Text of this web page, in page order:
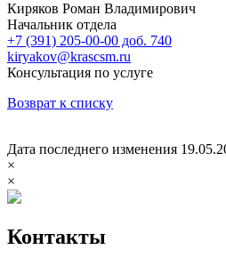
Киряков Роман Владимирович
Начальник отдела
+7 (391) 205-00-00 доб. 740
kiryakov@krascsm.ru
Консультация по услуге
Возврат к списку
Дата последнего изменения
×
×
Контакты